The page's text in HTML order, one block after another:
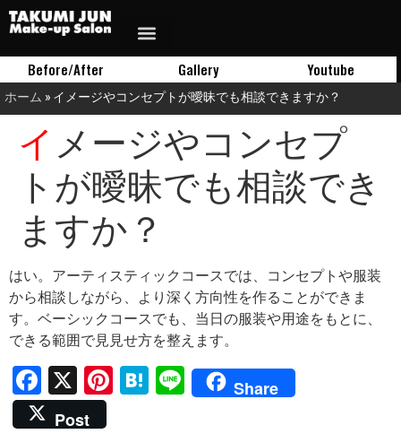
Before/After Gallery Youtube
ホーム » イメージやコンセプトが曖昧でも相談できますか？
イメージやコンセプ
トが曖昧でも相談でき
ますか？
はい。アーティスティックコースでは、コンセプトや服装
から相談しながら、より深く方向性を作ることができま
す。ベーシックコースでも、当日の服装や用途をもとに、
できる範囲で見見せ方を整えます。
Facebook
X Pinterest
Hatena
LineShare
Post